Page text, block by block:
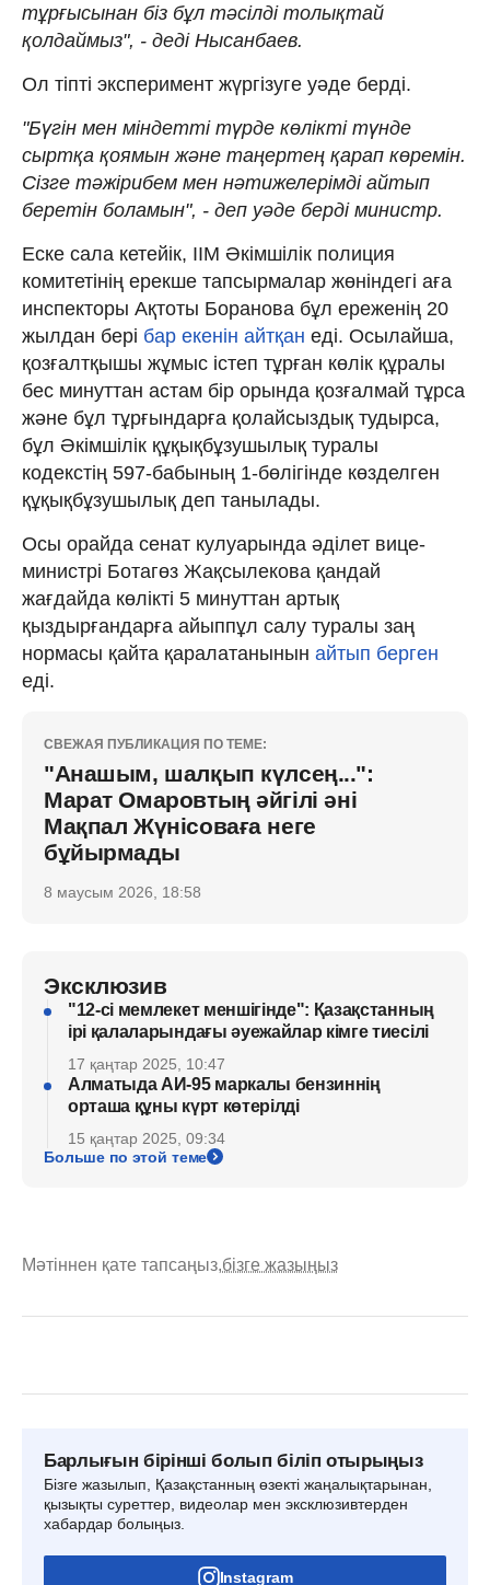
тұрғысынан біз бұл тәсілді толықтай
қолдаймыз", - деді Нысанбаев.
Ол тіпті эксперимент жүргізуге уәде берді.
"Бүгін мен міндетті түрде көлікті түнде
сыртқа қоямын және таңертең қарап көремін.
Сізге тәжірибем мен нәтижелерімді айтып
беретін боламын", - деп уәде берді министр.
Еске сала кетейік, ІІМ Әкімшілік полиция
комитетінің ерекше тапсырмалар жөніндегі аға
инспекторы Ақтоты Боранова бұл ереженің 20
жылдан бері бар екенін айтқан еді. Осылайша,
қозғалтқышы жұмыс істеп тұрған көлік құралы
бес минуттан астам бір орында қозғалмай тұрса
және бұл тұрғындарға қолайсыздық тудырса,
бұл Әкімшілік құқықбұзушылық туралы
кодекстің 597-бабының 1-бөлігінде көзделген
құқықбұзушылық деп танылады.
Осы орайда сенат кулуарында әділет вице-
министрі Ботагөз Жақсылекова қандай
жағдайда көлікті 5 минуттан артық
қыздырғандарға айыппұл салу туралы заң
нормасы қайта қаралатанынын айтып берген
еді.
СВЕЖАЯ ПУБЛИКАЦИЯ ПО ТЕМЕ:
"Анашым, шалқып күлсең...":
Марат Омаровтың әйгілі әні
Мақпал Жүнісоваға неге
бұйырмады
8 маусым 2026, 18:58
Эксклюзив
"12-сі мемлекет меншігінде": Қазақстанның
ірі қалаларындағы әуежайлар кімге тиесілі
17 қаңтар 2025, 10:47
Алматыда АИ-95 маркалы бензиннің
орташа құны күрт көтерілді
15 қаңтар 2025, 09:34
Больше по этой теме
Мәтіннен қате тапсаңыз,бізге жазыңыз
Барлығын бірінші болып біліп отырыңыз
Бізге жазылып, Қазақстанның өзекті жаңалықтарынан,
қызықты суреттер, видеолар мен эксклюзивтерден
хабардар болыңыз.
Instagram